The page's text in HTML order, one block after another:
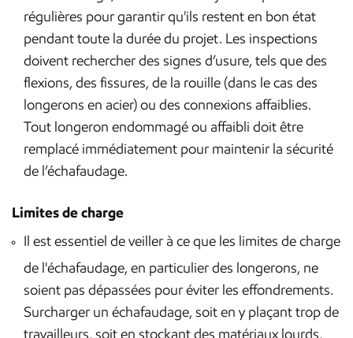
régulières pour garantir qu'ils restent en bon état
pendant toute la durée du projet. Les inspections
doivent rechercher des signes d’usure, tels que des
flexions, des fissures, de la rouille (dans le cas des
longerons en acier) ou des connexions affaiblies.
Tout longeron endommagé ou affaibli doit être
remplacé immédiatement pour maintenir la sécurité
de l’échafaudage.
Limites de charge
Il est essentiel de veiller à ce que les limites de charge
de l'échafaudage, en particulier des longerons, ne
soient pas dépassées pour éviter les effondrements.
Surcharger un échafaudage, soit en y plaçant trop de
travailleurs, soit en stockant des matériaux lourds,